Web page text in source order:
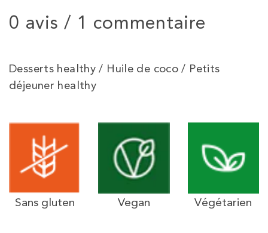
0 avis / 1 commentaire
Desserts healthy / Huile de coco / Petits
déjeuner healthy
Sans gluten Vegan Végétarien